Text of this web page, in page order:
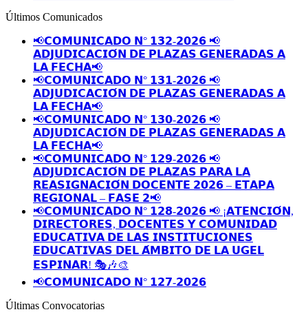
Últimos Comunicados
📢𝗖𝗢𝗠𝗨𝗡𝗜𝗖𝗔𝗗𝗢 𝗡° 𝟭𝟯𝟮-𝟮𝟬𝟮𝟲 📢
𝗔𝗗𝗝𝗨𝗗𝗜𝗖𝗔𝗖𝗜𝗢́𝗡 𝗗𝗘 𝗣𝗟𝗔𝗭𝗔𝗦 𝗚𝗘𝗡𝗘𝗥𝗔𝗗𝗔𝗦 𝗔
𝗟𝗔 𝗙𝗘𝗖𝗛𝗔📢
📢𝗖𝗢𝗠𝗨𝗡𝗜𝗖𝗔𝗗𝗢 𝗡° 𝟭𝟯𝟭-𝟮𝟬𝟮𝟲 📢
𝗔𝗗𝗝𝗨𝗗𝗜𝗖𝗔𝗖𝗜𝗢́𝗡 𝗗𝗘 𝗣𝗟𝗔𝗭𝗔𝗦 𝗚𝗘𝗡𝗘𝗥𝗔𝗗𝗔𝗦 𝗔
𝗟𝗔 𝗙𝗘𝗖𝗛𝗔📢
📢𝗖𝗢𝗠𝗨𝗡𝗜𝗖𝗔𝗗𝗢 𝗡° 𝟭𝟯𝟬-𝟮𝟬𝟮𝟲 📢
𝗔𝗗𝗝𝗨𝗗𝗜𝗖𝗔𝗖𝗜𝗢́𝗡 𝗗𝗘 𝗣𝗟𝗔𝗭𝗔𝗦 𝗚𝗘𝗡𝗘𝗥𝗔𝗗𝗔𝗦 𝗔
𝗟𝗔 𝗙𝗘𝗖𝗛𝗔📢
📢𝗖𝗢𝗠𝗨𝗡𝗜𝗖𝗔𝗗𝗢 𝗡° 𝟭𝟮𝟵-𝟮𝟬𝟮𝟲 📢
𝗔𝗗𝗝𝗨𝗗𝗜𝗖𝗔𝗖𝗜𝗢́𝗡 𝗗𝗘 𝗣𝗟𝗔𝗭𝗔𝗦 𝗣𝗔𝗥𝗔 𝗟𝗔
𝗥𝗘𝗔𝗦𝗜𝗚𝗡𝗔𝗖𝗜𝗢́𝗡 𝗗𝗢𝗖𝗘𝗡𝗧𝗘 𝟮𝟬𝟮𝟲 – 𝗘𝗧𝗔𝗣𝗔
𝗥𝗘𝗚𝗜𝗢𝗡𝗔𝗟 – 𝗙𝗔𝗦𝗘 𝟮📢
📢𝗖𝗢𝗠𝗨𝗡𝗜𝗖𝗔𝗗𝗢 𝗡° 𝟭𝟮𝟴-𝟮𝟬𝟮𝟲 📢 ¡𝗔𝗧𝗘𝗡𝗖𝗜𝗢́𝗡,
𝗗𝗜𝗥𝗘𝗖𝗧𝗢𝗥𝗘𝗦, 𝗗𝗢𝗖𝗘𝗡𝗧𝗘𝗦 𝗬 𝗖𝗢𝗠𝗨𝗡𝗜𝗗𝗔𝗗
𝗘𝗗𝗨𝗖𝗔𝗧𝗜𝗩𝗔 𝗗𝗘 𝗟𝗔𝗦 𝗜𝗡𝗦𝗧𝗜𝗧𝗨𝗖𝗜𝗢𝗡𝗘𝗦
𝗘𝗗𝗨𝗖𝗔𝗧𝗜𝗩𝗔𝗦 𝗗𝗘𝗟 𝗔́𝗠𝗕𝗜𝗧𝗢 𝗗𝗘 𝗟𝗔 𝗨𝗚𝗘𝗟
𝗘𝗦𝗣𝗜𝗡𝗔𝗥! 🎭🎶🎨
📢𝗖𝗢𝗠𝗨𝗡𝗜𝗖𝗔𝗗𝗢 𝗡° 𝟭𝟮𝟳-𝟮𝟬𝟮𝟲
Últimas Convocatorias